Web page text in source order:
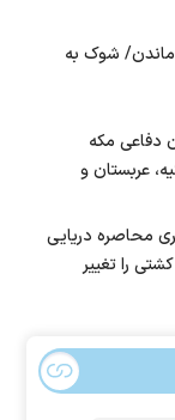
ماندن/ شوک به
دفاعی مکه
عربستان و
محاصره دریایی
ایران، مسیر بیش از ۵۰ کشتی را تغییر